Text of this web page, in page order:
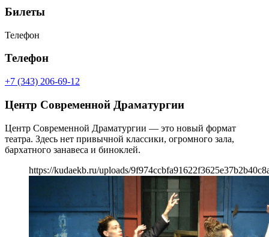
Билеты
Телефон
Телефон
+7 (343) 206-69-12
Центр Современной Драматургии
Центр Современной Драматургии — это новый формат
театра. Здесь нет привычной классики, огромного зала,
бархатного занавеса и биноклей.
https://kudaekb.ru/uploads/